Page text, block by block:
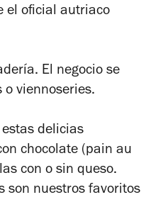
el oficial autriaco
El negocio se
o viennoseries.
delicias
chocolate (pain au
con o sin queso.
son nuestros favoritos